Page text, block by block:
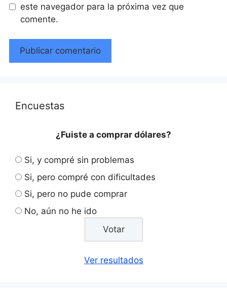
este navegador para la próxima vez que
comente.
Encuestas
¿Fuiste a comprar dólares?
Si, y compré sin problemas
Si, pero compré con dificultades
Si, pero no pude comprar
No, aún no he ido
Ver resultados